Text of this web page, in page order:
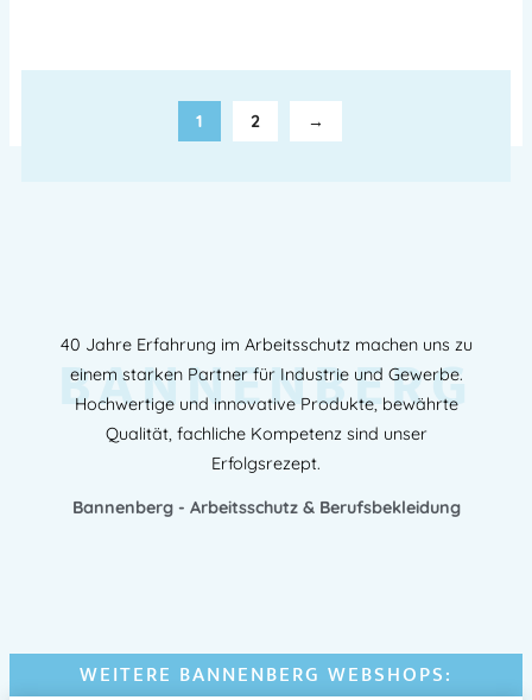
1 2 →
40 Jahre Erfahrung im Arbeitsschutz machen uns zu
einem starken Partner für Industrie und Gewerbe.
Hochwertige und innovative Produkte, bewährte
Qualität, fachliche Kompetenz sind unser
Erfolgsrezept.
Bannenberg - Arbeitsschutz & Berufsbekleidung
BANNENBERG
WEITERE BANNENBERG WEBSHOPS: